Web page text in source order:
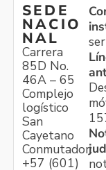
SEDE
NACIO
NAL
Carrera
85D No.
46A – 65
Complejo
logístico
San
Cayetano
Conmutador:
+57 (601)